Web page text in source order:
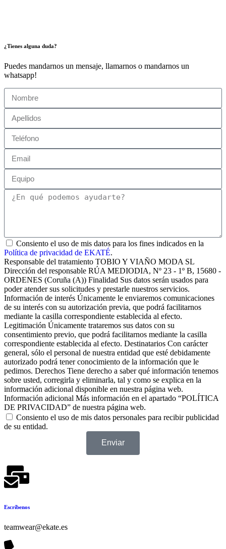
¿Tienes alguna duda?
Puedes mandarnos un mensaje, llamarnos o mandarnos un
whatsapp!
Consiento el uso de mis datos para los fines indicados en la
Política de privacidad de EKATÉ.
Responsable del tratamiento TOBIO Y VIAÑO MODA SL
Dirección del responsable RÚA MEDIODIA, Nº 23 - 1º B, 15680 -
ORDENES (Coruña (A)) Finalidad Sus datos serán usados para
poder atender sus solicitudes y prestarle nuestros servicios.
Información de interés Únicamente le enviaremos comunicaciones
de su interés con su autorización previa, que podrá facilitarnos
mediante la casilla correspondiente establecida al efecto.
Legitimación Únicamente trataremos sus datos con su
consentimiento previo, que podrá facilitarnos mediante la casilla
correspondiente establecida al efecto. Destinatarios Con carácter
general, sólo el personal de nuestra entidad que esté debidamente
autorizado podrá tener conocimiento de la información que le
pedimos. Derechos Tiene derecho a saber qué información tenemos
sobre usted, corregirla y eliminarla, tal y como se explica en la
información adicional disponible en nuestra página web.
Información adicional Más información en el apartado “POLÍTICA
DE PRIVACIDAD” de nuestra página web.
Consiento el uso de mis datos personales para recibir publicidad
de su entidad.
Enviar
Escríbenos
teamwear@ekate.es